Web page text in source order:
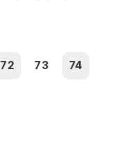
72 73 74